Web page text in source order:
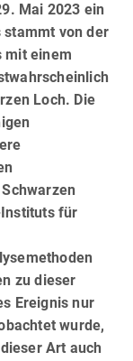
Mai 2023 ein
stammt von der
mit einem
Loch. Die
für
zu dieser
Ereignis nur
wurde,
Art auch